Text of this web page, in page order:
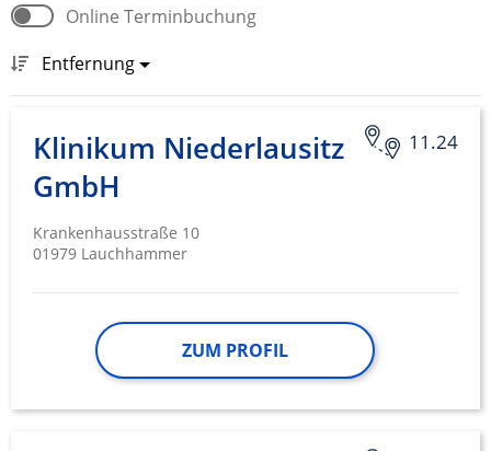
Online Terminbuchung
Entfernung
11.24
Klinikum Niederlausitz
GmbH
Krankenhausstraße 10
01979 Lauchhammer
ZUM PROFIL